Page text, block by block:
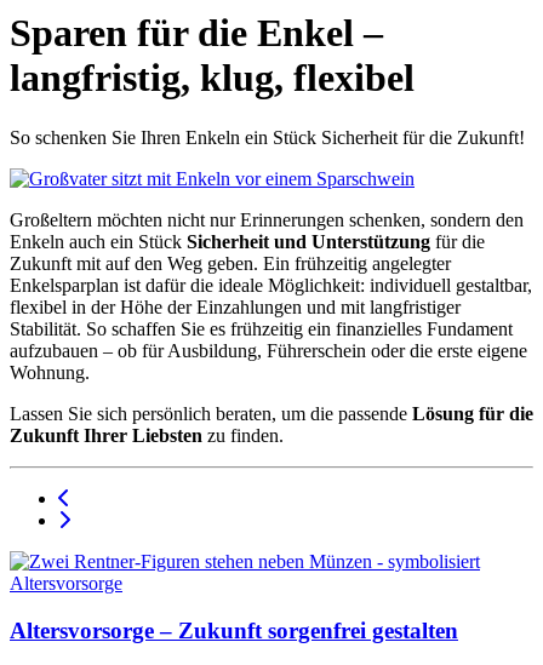
Sparen für die Enkel –
langfristig, klug, flexibel
So schenken Sie Ihren Enkeln ein Stück Sicherheit für die Zukunft!
Großeltern möchten nicht nur Erinnerungen schenken, sondern den
Enkeln auch ein Stück Sicherheit und Unterstützung für die
Zukunft mit auf den Weg geben. Ein frühzeitig angelegter
Enkelsparplan ist dafür die ideale Möglichkeit: individuell gestaltbar,
flexibel in der Höhe der Einzahlungen und mit langfristiger
Stabilität. So schaffen Sie es frühzeitig ein finanzielles Fundament
aufzubauen – ob für Ausbildung, Führerschein oder die erste eigene
Wohnung.
Lassen Sie sich persönlich beraten, um die passende Lösung für die
Zukunft Ihrer Liebsten zu finden.
Altersvorsorge – Zukunft sorgenfrei gestalten